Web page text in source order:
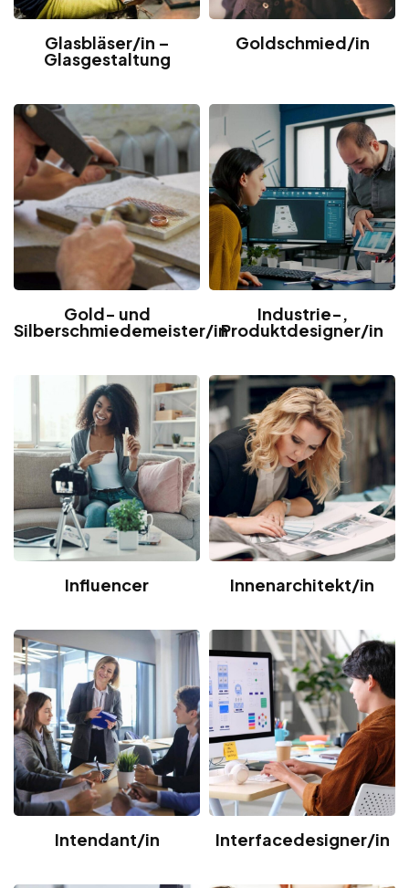
Glasbläser/in –
Glasgestaltung
Goldschmied/in
Gold- und
Silberschmiedemeister/in
Industrie-,
Produktdesigner/in
Influencer Innenarchitekt/in
Intendant/in Interfacedesigner/in